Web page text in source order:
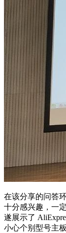
在该分享的问答
十分感兴趣，一
遂展示了
小心个别型号主